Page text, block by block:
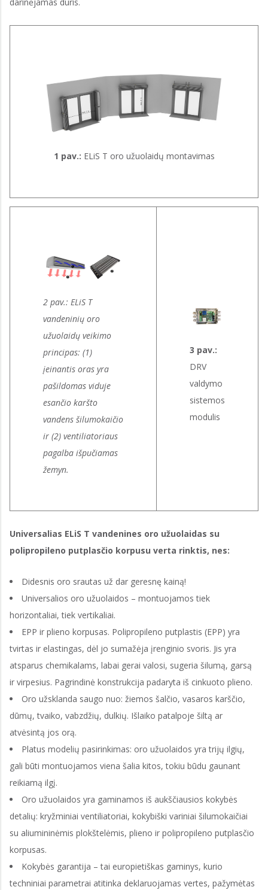
darinėjamas duris.
1 pav.: ELiS T oro užuolaidų montavimas
2 pav.: ELiS T
vandeninių oro
užuolaidų veikimo
principas: (1)
įeinantis oras yra
pašildomas viduje
esančio karšto
vandens šilumokaičio
ir (2) ventiliatoriaus
pagalba išpučiamas
žemyn.
3 pav.:
DRV
valdymo
sistemos
modulis
Universalias ELiS T vandenines oro užuolaidas su
polipropileno putplasčio korpusu verta rinktis, nes:
Didesnis oro srautas už dar geresnę kainą!
Universalios oro užuolaidos – montuojamos tiek
horizontaliai, tiek vertikaliai.
EPP ir plieno korpusas. Polipropileno putplastis (EPP) yra
tvirtas ir elastingas, dėl jo sumažėja įrenginio svoris. Jis yra
atsparus chemikalams, labai gerai valosi, sugeria šilumą, garsą
ir virpesius. Pagrindinė konstrukcija padaryta iš cinkuoto plieno.
Oro užsklanda saugo nuo: žiemos šalčio, vasaros karščio,
dūmų, tvaiko, vabzdžių, dulkių. Išlaiko patalpoje šiltą ar
atvėsintą jos orą.
Platus modelių pasirinkimas: oro užuolaidos yra trijų ilgių,
gali būti montuojamos viena šalia kitos, tokiu būdu gaunant
reikiamą ilgį.
Oro užuolaidos yra gaminamos iš aukščiausios kokybės
detalių: kryžminiai ventiliatoriai, kokybiški variniai šilumokaičiai
su aliumininėmis plokštelėmis, plieno ir polipropileno putplasčio
korpusas.
Kokybės garantija – tai europietiškas gaminys, kurio
techniniai parametrai atitinka deklaruojamas vertes, pažymėtas